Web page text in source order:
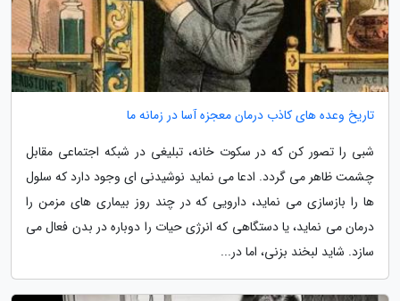
تاریخ وعده های کاذب درمان معجزه آسا در زمانه ما
شبی را تصور کن که در سکوت خانه، تبلیغی در شبکه اجتماعی مقابل
چشمت ظاهر می گردد. ادعا می نماید نوشیدنی ای وجود دارد که سلول
ها را بازسازی می نماید، دارویی که در چند روز بیماری های مزمن را
درمان می نماید، یا دستگاهی که انرژی حیات را دوباره در بدن فعال می
سازد. شاید لبخند بزنی، اما در...